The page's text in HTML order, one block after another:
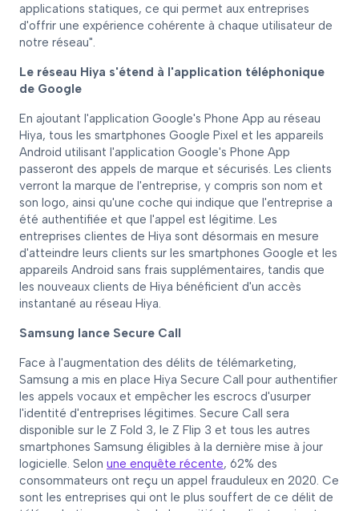
applications statiques, ce qui permet aux entreprises
d'offrir une expérience cohérente à chaque utilisateur de
notre réseau".
Le réseau Hiya s'étend à l'application téléphonique
de Google
En ajoutant l'application Google's Phone App au réseau
Hiya, tous les smartphones Google Pixel et les appareils
Android utilisant l'application Google's Phone App
passeront des appels de marque et sécurisés. Les clients
verront la marque de l'entreprise, y compris son nom et
son logo, ainsi qu'une coche qui indique que l'entreprise a
été authentifiée et que l'appel est légitime. Les
entreprises clientes de Hiya sont désormais en mesure
d'atteindre leurs clients sur les smartphones Google et les
appareils Android sans frais supplémentaires, tandis que
les nouveaux clients de Hiya bénéficient d'un accès
instantané au réseau Hiya.
Samsung lance Secure Call
Face à l'augmentation des délits de télémarketing,
Samsung a mis en place Hiya Secure Call pour authentifier
les appels vocaux et empêcher les escrocs d'usurper
l'identité d'entreprises légitimes. Secure Call sera
disponible sur le Z Fold 3, le Z Flip 3 et tous les autres
smartphones Samsung éligibles à la dernière mise à jour
logicielle. Selon une enquête récente, 62% des
consommateurs ont reçu un appel frauduleux en 2020. Ce
sont les entreprises qui ont le plus souffert de ce délit de